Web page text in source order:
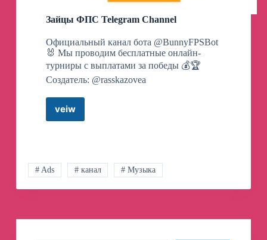
Зайцы ФПС Telegram Channel
Официальный канал бота @BunnyFPSBot
🐰 Мы проводим бесплатные онлайн-
турниры с выплатами за победы 💰🏆
Создатель: @rasskazovea
veiwЗайцы
# Ads # канал # Музыка